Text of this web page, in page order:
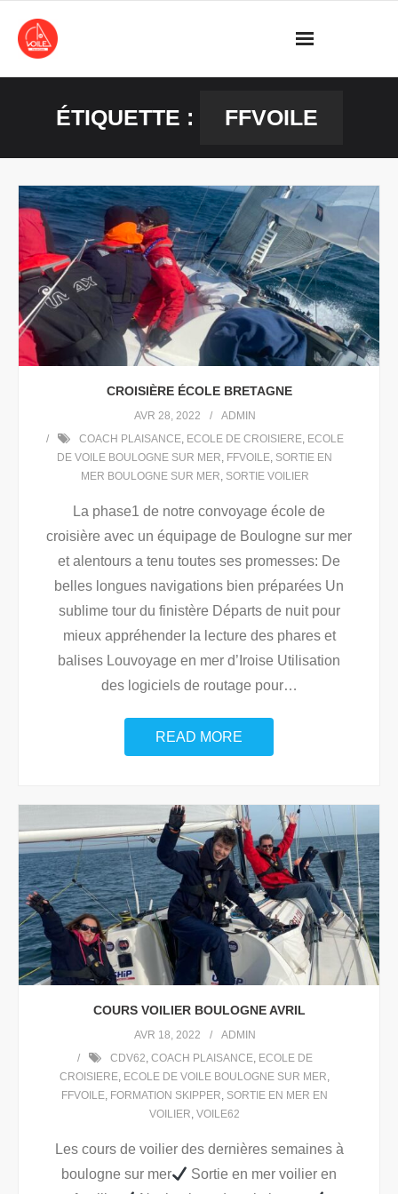
content
ÉTIQUETTE : FFVOILE
CROISIÈRE ÉCOLE BRETAGNE
AVR 28, 2022
ADMIN
COACH PLAISANCE, ECOLE DE CROISIERE, ECOLE
DE VOILE BOULOGNE SUR MER, FFVOILE, SORTIE EN
MER BOULOGNE SUR MER, SORTIE VOILIER
La phase1 de notre convoyage école de
croisière avec un équipage de Boulogne sur mer
et alentours a tenu toutes ses promesses: De
belles longues navigations bien préparées Un
sublime tour du finistère Départs de nuit pour
mieux appréhender la lecture des phares et
balises Louvoyage en mer d’Iroise Utilisation
des logiciels de routage pour…
READ MORE
COURS VOILIER BOULOGNE AVRIL
AVR 18, 2022
ADMIN
CDV62, COACH PLAISANCE, ECOLE DE
CROISIERE, ECOLE DE VOILE BOULOGNE SUR MER,
FFVOILE, FORMATION SKIPPER, SORTIE EN MER EN
VOILIER, VOILE62
Les cours de voilier des dernières semaines à
boulogne sur mer
Sortie en mer voilier en